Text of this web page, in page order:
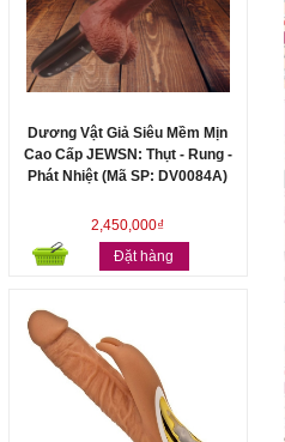
Dương Vật Giả Siêu Mềm Mịn
Cao Cấp JEWSN: Thụt - Rung -
Phát Nhiệt (Mã SP: DV0084A)
2,450,000₫
Đặt hàng